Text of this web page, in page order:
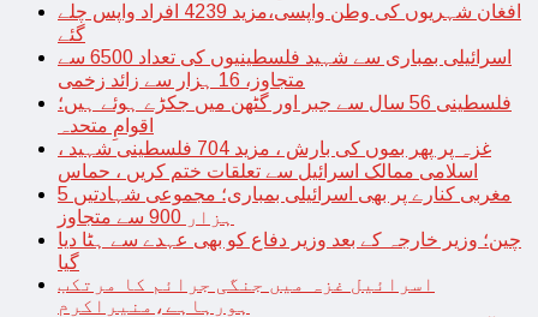
افغان شہریوں کی وطن واپسی،مزید 4239 افراد واپس چلے
گئے
اسرائیلی بمباری سے شہید فلسطینیوں کی تعداد 6500 سے
متجاوز، 16 ہزار سے زائد زخمی
فلسطینی 56 سال سے جبر اور گٹھن میں جکڑے ہوئے ہیں؛
اقوامِ متحدہ
غزہ پر پھر بموں کی بارش ، مزید 704 فلسطینی شہید ،
اسلامی ممالک اسرائیل سے تعلقات ختم کریں ، حماس
مغربی کنارے پر بھی اسرائیلی بمباری؛ مجموعی شہادتیں 5
ہزار 900 سے متجاوز
چین؛ وزیر خارجہ کے بعد وزیر دفاع کو بھی عہدے سے ہٹا دیا
گیا
اسرائیل غزہ میں جنگی جرائم کا مرتکب
ہورہاہے،منیراکرم